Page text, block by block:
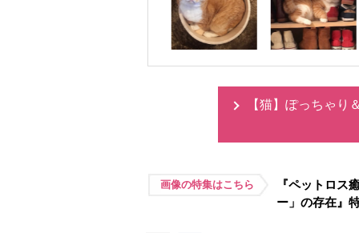
【猫】ぽっちゃり
画像の特集はこちら
『ペットロス
ー」の存在』